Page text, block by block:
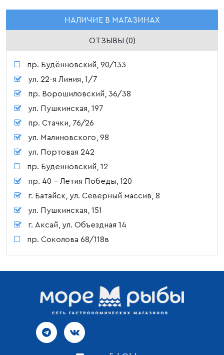
НАЛИЧИЕ В МАГАЗИНАХ
ОТЗЫВЫ (0)
пр. Будённовский, 90/133
ул. 22-я Линия, 1/7
пр. Ворошиловский, 36/38
ул. Пушкинская, 197
пр. Стачки, 76/26
ул. Малиновского, 98
ул. Портовая 242
пр. Буденновский, 12
пр. 40 - Летия Победы, 120
г. Батайск, ул. Северный массив, 8
ул. Пушкинская, 151
г. Аксай, ул. Объездная 14
пр. Соколова 68/118в